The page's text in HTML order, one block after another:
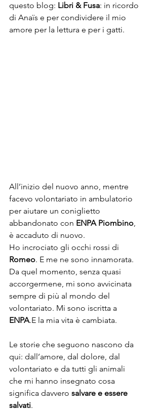
questo blog: Libri & Fusa: in ricordo
di Anaïs e per condividere il mio
amore per la lettura e per i gatti.
All’inizio del nuovo anno, mentre
facevo volontariato in ambulatorio
per aiutare un coniglietto
abbandonato con ENPA Piombino,
è accaduto di nuovo.
Ho incrociato gli occhi rossi di
Romeo. E me ne sono innamorata.
Da quel momento, senza quasi
accorgermene, mi sono avvicinata
sempre di più al mondo del
volontariato. Mi sono iscritta a
ENPA.E la mia vita è cambiata.
Le storie che seguono nascono da
qui: dall’amore, dal dolore, dal
volontariato e da tutti gli animali
che mi hanno insegnato cosa
significa davvero salvare e essere
salvati.